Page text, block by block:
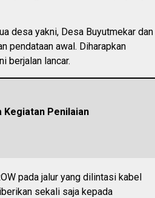
desa yakni, Desa Buyutmekar dan
pendataan awal. Diharapkan
berjalan lancar.
Kegiatan Penilaian
pada jalur yang dilintasi kabel
sekali saja kepada